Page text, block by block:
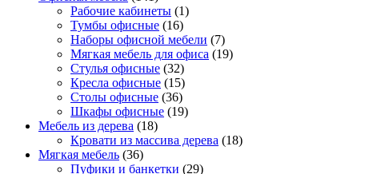
Рабочие кабинеты (1)
Тумбы офисные (16)
Наборы офисной мебели (7)
Мягкая мебель для офиса (19)
Стулья офисные (32)
Кресла офисные (15)
Столы офисные (36)
Шкафы офисные (19)
Мебель из дерева (18)
Кровати из массива дерева (18)
Мягкая мебель (36)
Пуфики и банкетки (29)